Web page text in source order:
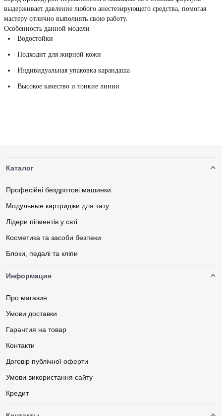
выдерживает давление любого анестезирующего средства, помогая
мастеру отлично выполнять свою работу.
Особенность данной модели
Водостойки
Подходит для жирной кожи
Индивидуальная упаковка карандаша
Высокое качество и тонкие линии
Каталог
Професійні бездротові машинки
Модульные картриджи для тату
Лідери пігментів у свті
Косметика та засоби безпеки
Блоки, педалі та кліпи
Информация
Про магазин
Умови доставки
Гарантия на товар
Контакти
Договір публічної оферти
Умови використання сайту
Кредит